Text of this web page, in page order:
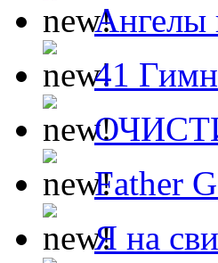
Ангелы
41 Гимн
Father
Я на